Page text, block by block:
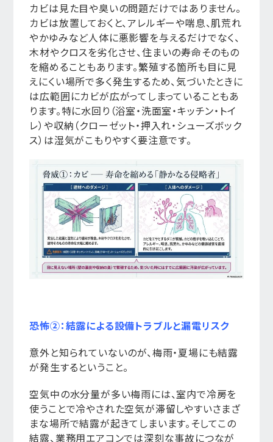
カビは見た目や臭いの問題だけではありません。
カビは放置しておくと、アレルギーや喘息、肌荒れ
やかゆみなど人体に悪影響を与えるだけでなく、
木材やクロスを劣化させ、住まいの寿命そのもの
を縮めることもあります。繁殖する箇所も目に見
えにくい場所で多く発生するため、気づいたときに
は広範囲にカビが広がってしまっていることもあ
ります。特に水回り（浴室・洗面室・キッチン・トイ
レ）や収納（クローゼット・押入れ・シューズボック
ス）は湿気がこもりやすく要注意です。
恐怖②：結露による設備トラブルと漏電リスク
意外と知られていないのが、梅雨・夏場にも結露
が発生するということ。
空気中の水分量が多い梅雨には、室内で冷房を
使うことで冷やされた空気が滞留しやすいさまざ
まな場所で結露が起きてしまいます。そしてこの
結露、業務用エアコンでは深刻な事故につなが